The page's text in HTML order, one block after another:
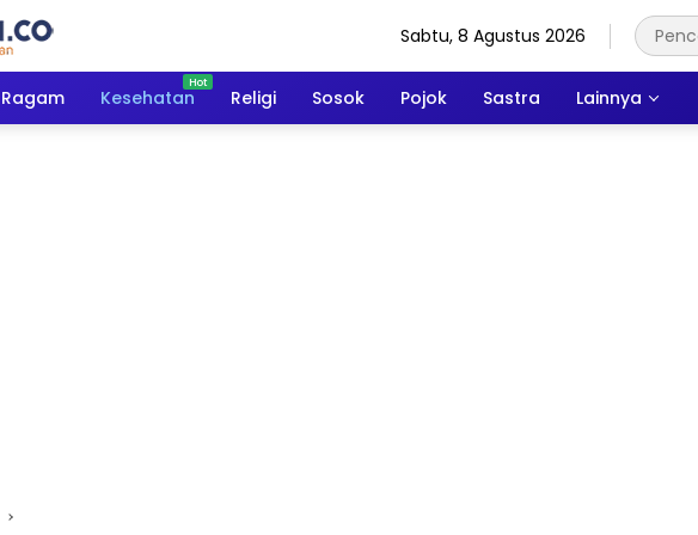
Sabtu, 8 Agustus 2026
Ragam Kesehatan Religi Sosok Pojok Sastra Lainnya